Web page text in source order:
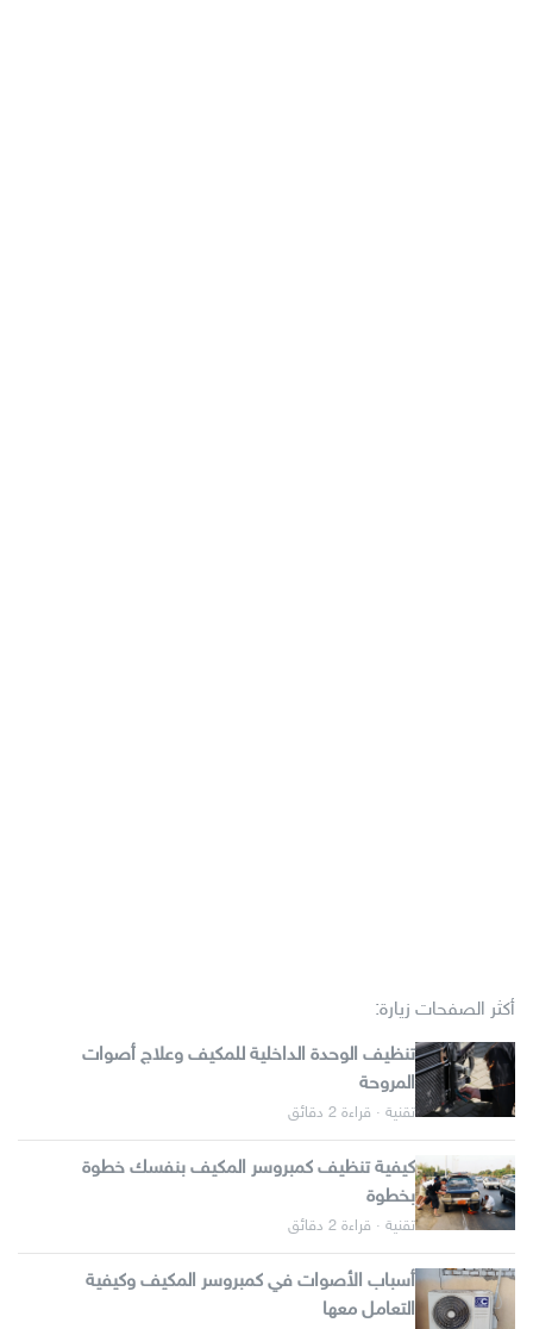
أكثر الصفحات زيارة:
تنظيف الوحدة الداخلية للمكيف وعلاج أصوات
المروحة
تقنية · قراءة 2 دقائق
كيفية تنظيف كمبروسر المكيف بنفسك خطوة
بخطوة
تقنية · قراءة 2 دقائق
أسباب الأصوات في كمبروسر المكيف وكيفية
التعامل معها